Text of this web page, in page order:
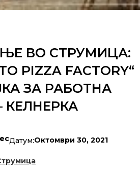
ВО СТРУМИЦА:
PIZZA FACTORY“
ЗА РАБОТНА
КЕЛНЕРКА
Датум:Октомври 30, 2021